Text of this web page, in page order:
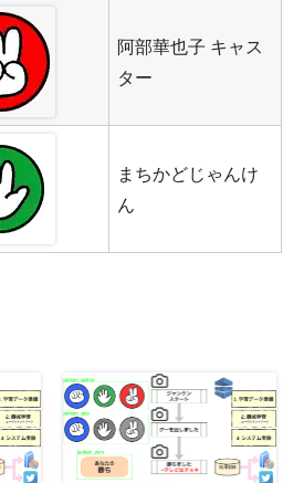
阿部華也子 キャス
ター
まちかどじゃんけ
ん